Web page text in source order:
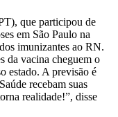
que participou de
em São Paulo na
imunizantes ao RN.
da vacina cheguem o
estado. A previsão é
recebam suas
realidade!”, disse